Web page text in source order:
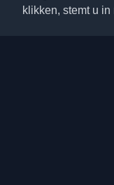
klikken, stemt u